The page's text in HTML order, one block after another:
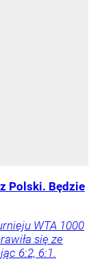
Polski. Będzie
WTA 1000
się ze
6:2, 6:1.